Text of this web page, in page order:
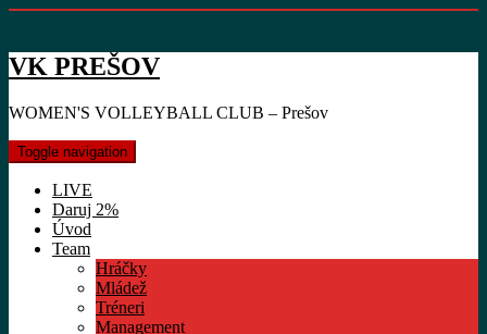
VK PREŠOV
WOMEN'S VOLLEYBALL CLUB – Prešov
Toggle navigation
LIVE
Daruj 2%
Úvod
Team
Hráčky
Mládež
Tréneri
Management